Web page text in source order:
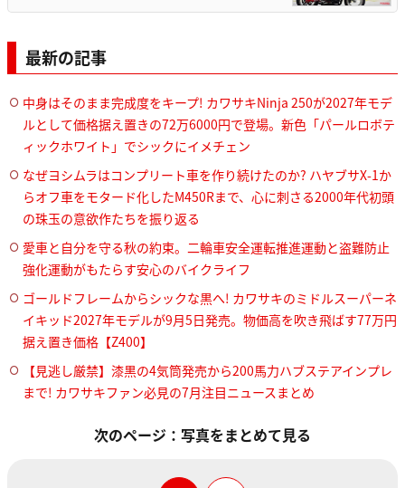
最新の記事
中身はそのまま完成度をキープ! カワサキNinja 250が2027年モデ
ルとして価格据え置きの72万6000円で登場。新色「パールロボテ
ィックホワイト」でシックにイメチェン
なぜヨシムラはコンプリート車を作り続けたのか? ハヤブサX-1か
らオフ車をモタード化したM450Rまで、心に刺さる2000年代初頭
の珠玉の意欲作たちを振り返る
愛車と自分を守る秋の約束。二輪車安全運転推進運動と盗難防止
強化運動がもたらす安心のバイクライフ
ゴールドフレームからシックな黒へ! カワサキのミドルスーパーネ
イキッド2027年モデルが9月5日発売。物価高を吹き飛ばす77万円
据え置き価格【Z400】
【見逃し厳禁】漆黒の4気筒発売から200馬力ハブステアインプレ
まで! カワサキファン必見の7月注目ニュースまとめ
次のページ：写真をまとめて見る